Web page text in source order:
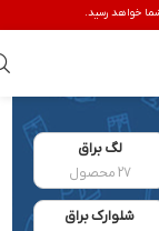
لگ براق
27 محصول
شلوارک براق